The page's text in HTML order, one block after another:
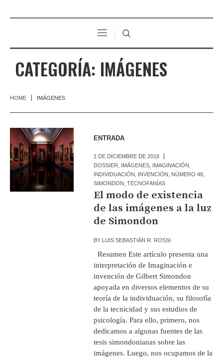
CATEGORÍA: IMÁGENES
HOME IMÁGENES
ENTRADA
1 DE DICIEMBRE DE 2018
DOSSIER
IMÁGENES IMAGINACIÓN
INDIVIDUACIÓN
INVENCIÓN NÚMERO 48
SIMONDON ,TECNOFANÍAS
El modo de existencia
de las imágenes a la luz
de Simondon
BY LUIS SEBASTIÁN R. ROSSI
Resumen Este artículo presenta una
interpretación de Imaginación e
invención de Gilbert Simondon
apoyada en diversos elementos de su
teoría de la individuación, su filosofía
de la tecnicidad y sus estudios de
psicología. Para ello, primero, nos
dedicamos a algunas fuentes de las
tesis simondonianas sobre las
imágenes. Luego, nos ocupamos de la